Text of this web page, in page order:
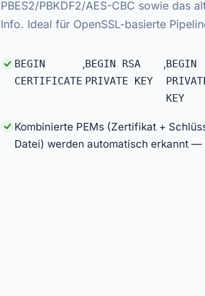
PBES2/PBKDF2/AES-CBC sowie das
Info. Ideal für OpenSSL-basierte
BEGIN
CERTIFICATE
,BEGIN RSA
PRIVATE KEY
,BEGIN
KEY
Kombinierte PEMs (Zertifikat +
Datei) werden automatisch erkannt —